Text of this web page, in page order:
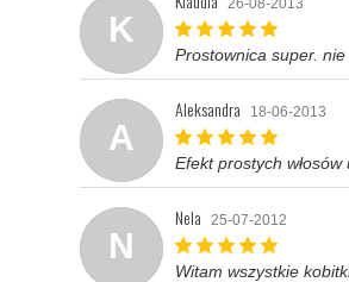
K
26-08-2013
Prostownica super.
A
Aleksandra 18-06-2013
Efekt prostych
N
Nela 25-07-2012
Witam wszystkie